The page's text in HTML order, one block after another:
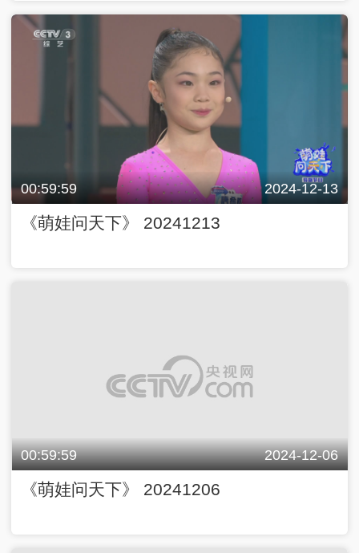
00:59:59 2024-12-13
《萌娃问天下》 20241213
00:59:59 2024-12-06
《萌娃问天下》 20241206